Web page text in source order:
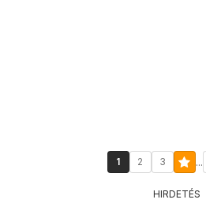
1 2 3 ...
HIRDETÉS